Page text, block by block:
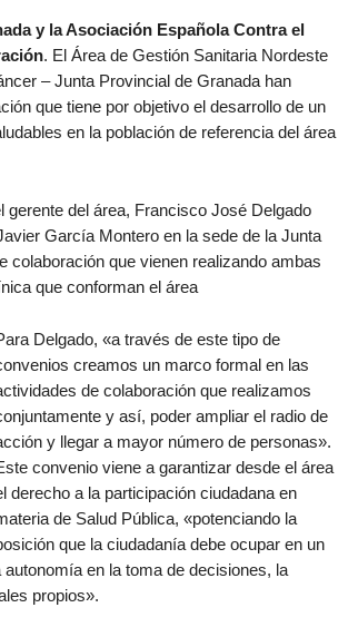
y la Asociación Española Contra el
. El Área de Gestión Sanitaria Nordeste
– Junta Provincial de Granada han
que tiene por objetivo el desarrollo de un
en la población de referencia del área
del área, Francisco José Delgado
García Montero en la sede de la Junta
colaboración que vienen realizando ambas
que conforman el área
Delgado, «a través de este tipo de
creamos un marco formal en las
de colaboración que realizamos
y así, poder ampliar el radio de
y llegar a mayor número de personas».
convenio viene a garantizar desde el área
derecho a la participación ciudadana en
de Salud Pública, «potenciando la
que la ciudadanía debe ocupar en un
en la toma de decisiones, la
propios».